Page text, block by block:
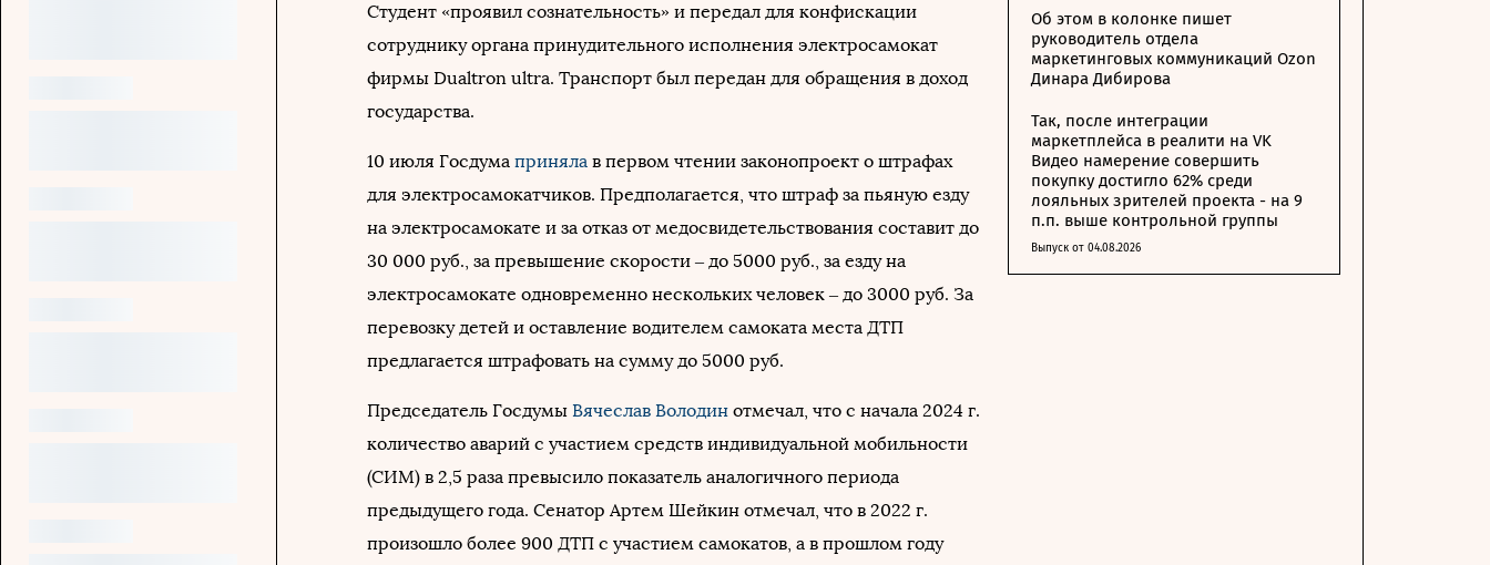
Студент «проявил сознательность» и передал для конфискации
сотруднику органа принудительного исполнения электросамокат
фирмы Dualtron ultra. Транспорт был передан для обращения в доход
государства.
10 июля Госдума приняла в первом чтении законопроект о штрафах
для электросамокатчиков. Предполагается, что штраф за пьяную езду
на электросамокате и за отказ от медосвидетельствования составит до
30 000 руб., за превышение скорости – до 5000 руб., за езду на
электросамокате одновременно нескольких человек – до 3000 руб. За
перевозку детей и оставление водителем самоката места ДТП
предлагается штрафовать на сумму до 5000 руб.
Председатель Госдумы Вячеслав Володин отмечал, что с начала 2024 г.
количество аварий с участием средств индивидуальной мобильности
(СИМ) в 2,5 раза превысило показатель аналогичного периода
предыдущего года. Сенатор Артем Шейкин отмечал, что в 2022 г.
произошло более 900 ДТП с участием самокатов, а в прошлом году
Об этом в колонке пишет
руководитель отдела
маркетинговых коммуникаций Ozon
Динара Дибирова
Так, после интеграции
маркетплейса в реалити на VK
Видео намерение совершить
покупку достигло 62% среди
лояльных зрителей проекта - на 9
п.п. выше контрольной группы
Выпуск от 04.08.2026